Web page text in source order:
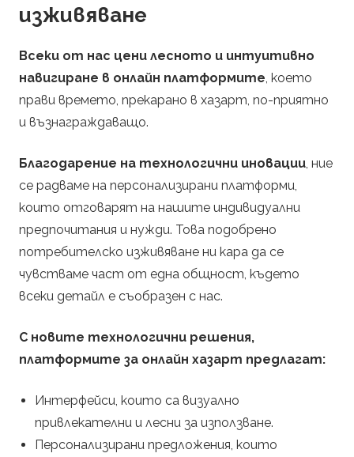
изживяване
Всеки от нас цени лесното и интуитивно
навигиране в онлайн платформите , което
прави времето, прекарано в хазарт, по-приятно
и възнаграждаващо.
Благодарение на технологични иновации , ние
се радваме на персонализирани платформи,
които отговарят на нашите индивидуални
предпочитания и нужди. Това подобрено
потребителско изживяване ни кара да се
чувстваме част от една общност, където
всеки детайл е съобразен с нас.
С новите технологични решения,
платформите за онлайн хазарт предлагат:
Интерфейси, които са визуално
привлекателни и лесни за използване.
Персонализирани предложения, които